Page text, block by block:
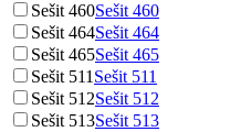
Sešit 460Sešit 460
Sešit 464Sešit 464
Sešit 465Sešit 465
Sešit 511 Sešit 511
Sešit 512Sešit 512
Sešit 513Sešit 513